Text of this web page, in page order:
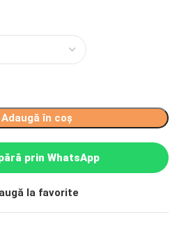
Adaugă în coș
prin WhatsApp
la favorite